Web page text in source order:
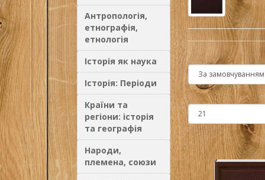
Антропологія,
етнографія,
етнологія
Історія як наука
Історія: Періоди
Країни та
регіони: історія
та географія
Народи,
племена, союзи